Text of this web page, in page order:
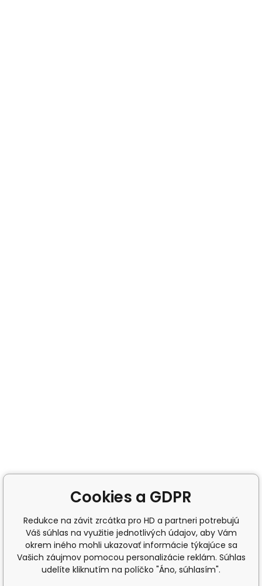
Cookies a GDPR
Redukce na závit zrcátka pro HD a partneri potrebujú
Váš súhlas na využitie jednotlivých údajov, aby Vám
okrem iného mohli ukazovať informácie týkajúce sa
Vašich záujmov pomocou personalizácie reklám. Súhlas
udelíte kliknutím na políčko "Áno, súhlasím".